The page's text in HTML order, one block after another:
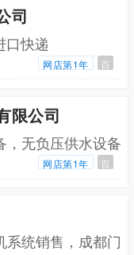
司
口快递
网店第1年 百
限公司
，无负压供水设备
网店第1年 百
系统销售，成都门